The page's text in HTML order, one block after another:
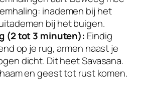
inademen bij het
bij het buigen.
(2 tot 3 minuten): Eindig
op je rug, armen naast je
dicht. Dit heet Savasana.
en geest tot rust komen.